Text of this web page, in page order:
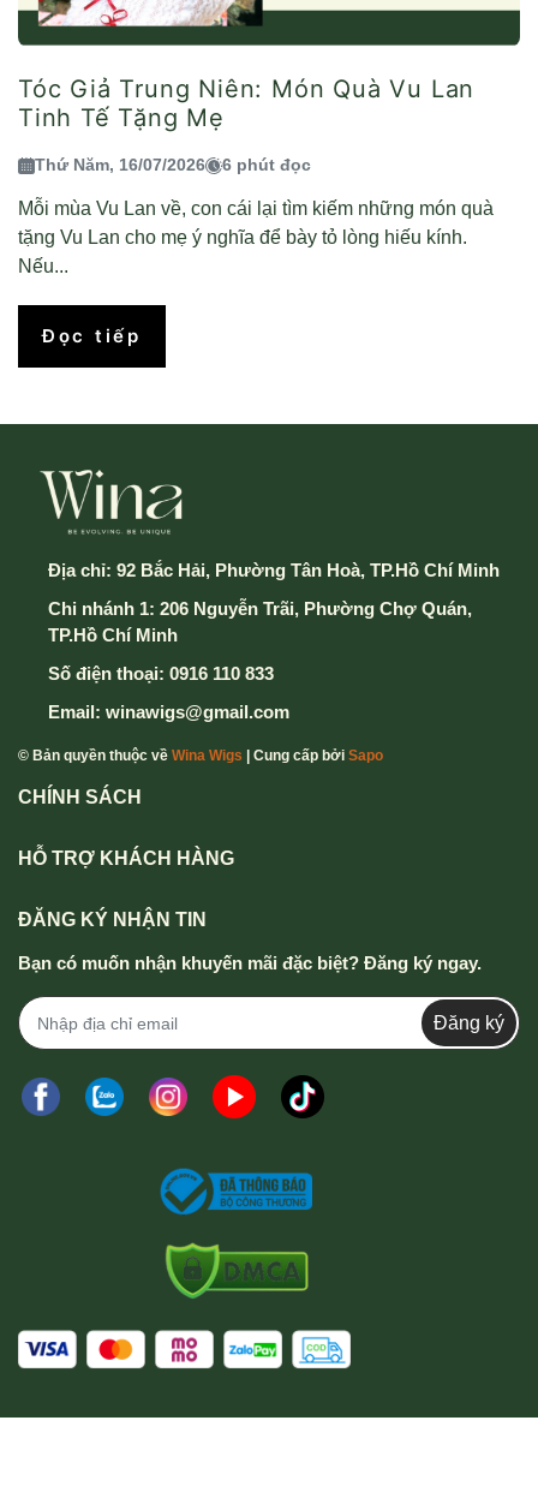
Tóc Giả Trung Niên: Món Quà Vu Lan
Tinh Tế Tặng Mẹ
Thứ Năm, 16/07/2026 6 phút đọc
Mỗi mùa Vu Lan về, con cái lại tìm kiếm những món quà
tặng Vu Lan cho mẹ ý nghĩa để bày tỏ lòng hiếu kính.
Nếu...
Đọc tiếp
Địa chỉ: 92 Bắc Hải, Phường Tân Hoà, TP.Hồ Chí Minh
Chi nhánh 1: 206 Nguyễn Trãi, Phường Chợ Quán,
TP.Hồ Chí Minh
Số điện thoại: 0916 110 833
Email: winawigs@gmail.com
© Bản quyền thuộc về Wina Wigs | Cung cấp bởi Sapo
CHÍNH SÁCH
HỖ TRỢ KHÁCH HÀNG
ĐĂNG KÝ NHẬN TIN
Bạn có muốn nhận khuyến mãi đặc biệt? Đăng ký ngay.
Đăng ký